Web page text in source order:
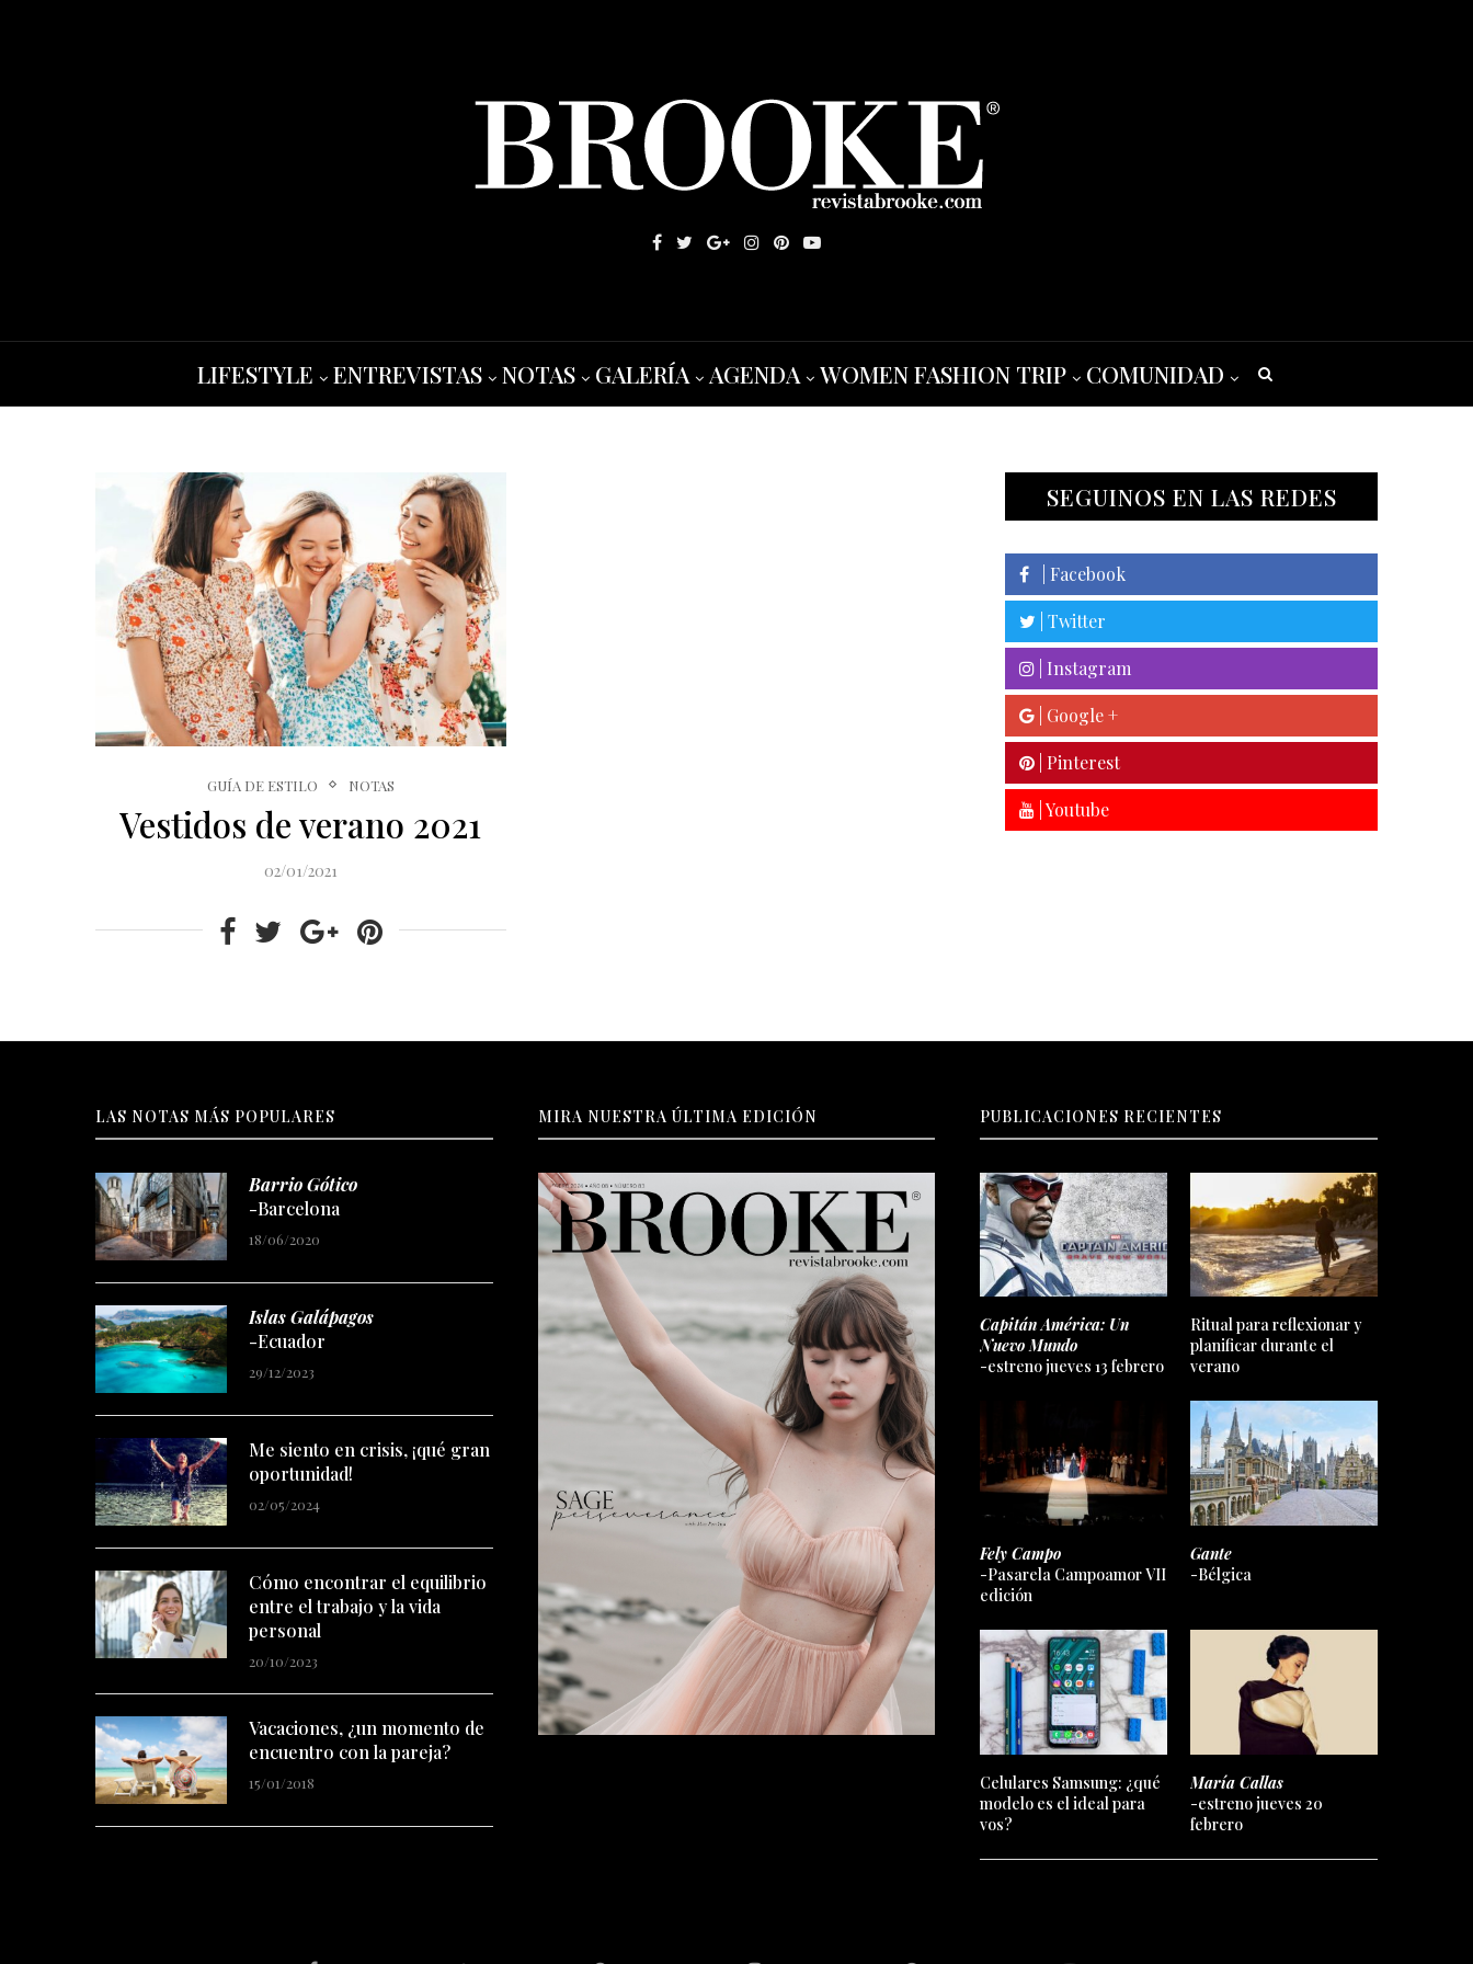
LIFESTYLE ENTREVISTAS NOTAS GALERÍA AGENDA WOMEN FASHION TRIP COMUNIDAD
GUÍA DE ESTILO NOTAS
Vestidos de verano 2021
02/01/2021
SEGUINOS EN LAS REDES
| Facebook
| Twitter
| Instagram
| Google +
| Pinterest
| Youtube
LAS NOTAS MÁS POPULARES
Barrio Gótico
-Barcelona
18/06/2020
Islas Galápagos
-Ecuador
29/12/2023
Me siento en crisis, ¡qué gran
oportunidad!
02/05/2024
Cómo encontrar el equilibrio
entre el trabajo y la vida
personal
20/10/2023
Vacaciones, ¿un momento de
encuentro con la pareja?
15/01/2018
MIRA NUESTRA ÚLTIMA EDICIÓN PUBLICACIONES RECIENTES
Capitán América: Un
Nuevo Mundo
-estreno jueves 13 febrero
Ritual para reflexionar y
planificar durante el
verano
Fely Campo
-Pasarela Campoamor VII
edición
Gante
-Bélgica
Celulares Samsung: ¿qué
modelo es el ideal para
vos?
María Callas
-estreno jueves 20
febrero